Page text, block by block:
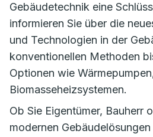
Gebäudetechnik eine
informieren Sie über die
und Technologien in der
konventionellen Methoden
Optionen wie
Biomasseheizsystemen.
Ob Sie Eigentümer, Bauherr
modernen